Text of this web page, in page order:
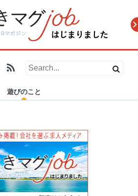
詰
浦添市で24時間営業の「ナ
カハラストアー」が沖縄県
活
糸満市の電源カフェを探
す！沖縄在住フリーランス
」
【#残したい沖縄 エッセイ
Vol.5】残していく沖縄の魅
遊びのこと
認
マスターズ甲子園2019 2泊
3日密着レポート(沖縄県代